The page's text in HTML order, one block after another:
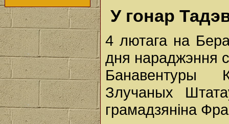
У гонар
4 лютага на
дня нараджэння
Банавентуры
Злучаных
грамадзяніна